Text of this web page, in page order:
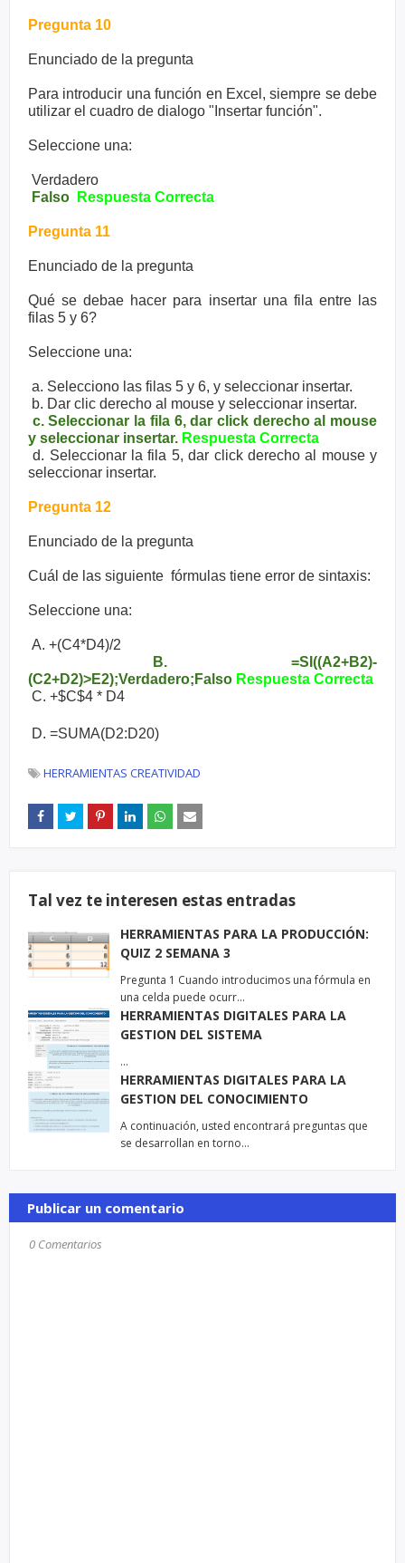
Pregunta 10
Enunciado de la pregunta
Para introducir una función en Excel, siempre se debe
utilizar el cuadro de dialogo "Insertar función".
Seleccione una:
Verdadero
Falso
Respuesta Correcta
Pregunta 11
Enunciado de la pregunta
Qué se debae hacer para insertar una fila entre las
filas 5 y 6?
Seleccione una:
a. Selecciono las filas 5 y 6, y seleccionar insertar.
b. Dar clic derecho al mouse y seleccionar insertar.
c. Seleccionar la fila 6, dar click derecho al mouse
y seleccionar insertar. Respuesta Correcta
d. Seleccionar la fila 5, dar click derecho al mouse y
seleccionar insertar.
Pregunta 12
Enunciado de la pregunta
Cuál de las siguiente fórmulas tiene error de sintaxis:
Seleccione una:
A. +(C4*D4)/2
B. =SI((A2+B2)-
(C2+D2)>E2);Verdadero;Falso Respuesta Correcta
C. +$C$4 * D4
D. =SUMA(D2:D20)
HERRAMIENTAS CREATIVIDAD
Tal vez te interesen estas entradas
HERRAMIENTAS PARA LA PRODUCCIÓN:
QUIZ 2 SEMANA 3
Pregunta 1 Cuando introducimos una fórmula en
una celda puede ocurr…
HERRAMIENTAS DIGITALES PARA LA
GESTION DEL SISTEMA
…
HERRAMIENTAS DIGITALES PARA LA
GESTION DEL CONOCIMIENTO
A continuación, usted encontrará preguntas que
se desarrollan en torno…
Publicar un comentario
0 Comentarios